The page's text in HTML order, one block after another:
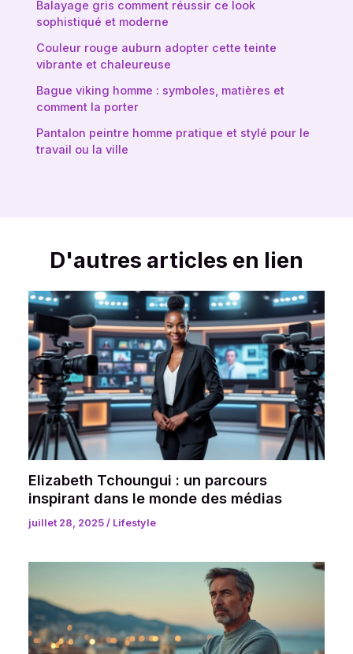
Balayage gris comment réussir ce look
sophistiqué et moderne
Couleur rouge auburn adopter cette teinte
vibrante et chaleureuse
Bague viking homme : symboles, matières et
comment la porter
Pantalon peintre homme pratique et stylé pour le
travail ou la ville
D'autres articles en lien
Elizabeth Tchoungui : un parcours
inspirant dans le monde des médias
juillet 28, 2025/ Lifestyle